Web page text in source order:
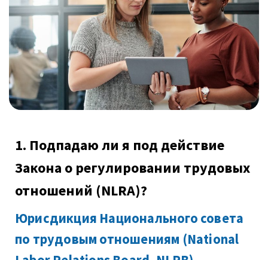
1. Подпадаю ли я под действие
Закона о регулировании трудовых
отношений (NLRA)?
Юрисдикция Национального совета
по трудовым отношениям (National